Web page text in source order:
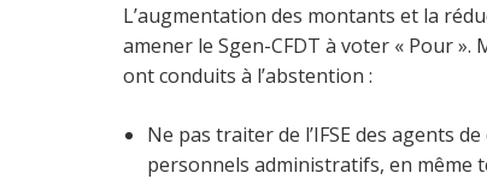
L’augmentation des montants et la
amener le Sgen-CFDT à voter « Pour
ont conduits à l’abstention :
Ne pas traiter de l’IFSE des agents
personnels administratifs, en même